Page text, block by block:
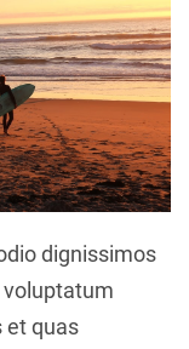
dignissimos
et quas